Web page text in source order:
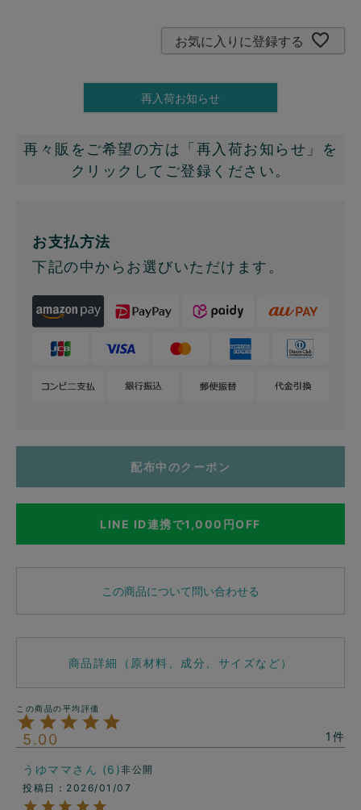
お気に入りに登録する
再入荷お知らせ
再々販をご希望の方は「再入荷お知らせ」を
クリックしてご登録ください。
お支払方法
下記の中からお選びいただけます。
配布中のクーポン
LINE ID連携で1,000円OFF
この商品について問い合わせる
商品詳細（原材料、成分、サイズなど）
5.00 1
うゆママ 6 非公開
投稿日
2026/01/07